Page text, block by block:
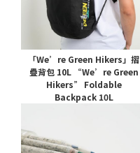
「We’re Green Hikers」摺
疊背包 10L “We’re Green
Hikers” Foldable
Backpack 10L